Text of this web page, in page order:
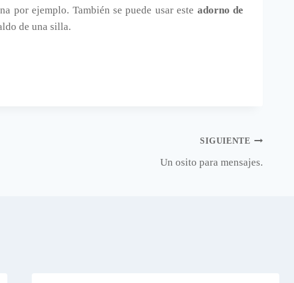
por ejemplo. También se puede usar este adorno de
de una silla.
SIGUIENTE
Un osito para mensajes.